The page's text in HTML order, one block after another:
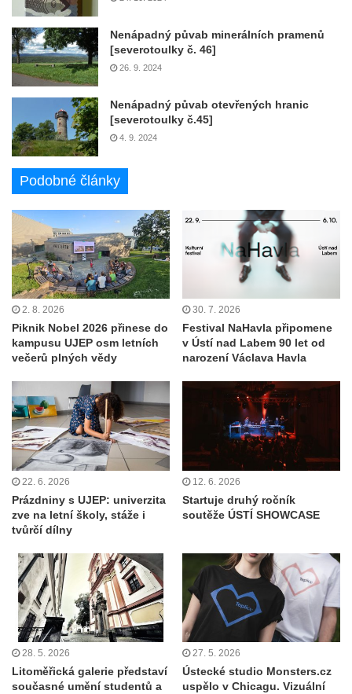
Nenápadný půvab minerálních pramenů
[severotoulky č. 46]
26. 9. 2024
Nenápadný půvab otevřených hranic
[severotoulky č.45]
4. 9. 2024
Podobné články
2. 8. 2026
Piknik Nobel 2026 přinese do
kampusu UJEP osm letních
večerů plných vědy
30. 7. 2026
Festival NaHavla připomene
v Ústí nad Labem 90 let od
narození Václava Havla
22. 6. 2026
Prázdniny s UJEP: univerzita
zve na letní školy, stáže i
tvůrčí dílny
12. 6. 2026
Startuje druhý ročník
soutěže ÚSTÍ SHOWCASE
28. 5. 2026
Litoměřická galerie představí
současné umění studentů a
27. 5. 2026
Ústecké studio Monsters.cz
uspělo v Chicagu. Vizuální